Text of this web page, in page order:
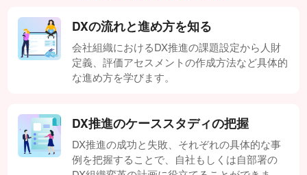
DXの流れと進め方を知る
会社組織におけるDX推進の課題設定から人財
定義、評価アセスメントの作成方法など具体的
な進め方を学びます。
DX推進のケーススタディの把握
DX推進の成功と失敗、それぞれの具体的な事
例を把握することで、自社もしくは自部署の